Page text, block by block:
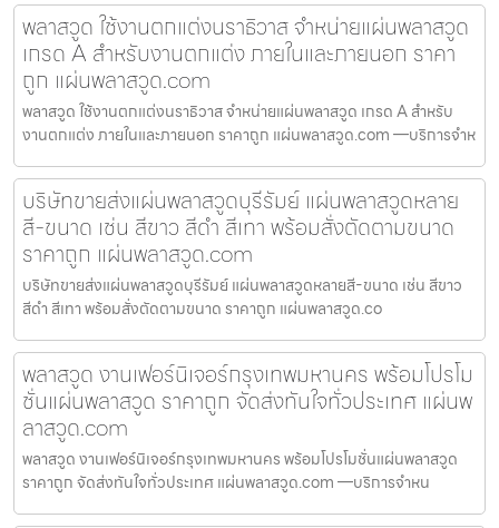
พลาสวูด ใช้งานตกแต่งนราธิวาส จำหน่ายแผ่นพลาสวูด
เกรด A สำหรับงานตกแต่ง ภายในและภายนอก ราคา
ถูก แผ่นพลาสวูด.com
พลาสวูด ใช้งานตกแต่งนราธิวาส จำหน่ายแผ่นพลาสวูด เกรด A สำหรับ
งานตกแต่ง ภายในและภายนอก ราคาถูก แผ่นพลาสวูด.com —บริการจำห
บริษัทขายส่งแผ่นพลาสวูดบุรีรัมย์ แผ่นพลาสวูดหลาย
สี-ขนาด เช่น สีขาว สีดำ สีเทา พร้อมสั่งตัดตามขนาด
ราคาถูก แผ่นพลาสวูด.com
บริษัทขายส่งแผ่นพลาสวูดบุรีรัมย์ แผ่นพลาสวูดหลายสี-ขนาด เช่น สีขาว
สีดำ สีเทา พร้อมสั่งตัดตามขนาด ราคาถูก แผ่นพลาสวูด.co
พลาสวูด งานเฟอร์นิเจอร์กรุงเทพมหานคร พร้อมโปรโม
ชั่นแผ่นพลาสวูด ราคาถูก จัดส่งทันใจทั่วประเทศ แผ่นพ
ลาสวูด.com
พลาสวูด งานเฟอร์นิเจอร์กรุงเทพมหานคร พร้อมโปรโมชั่นแผ่นพลาสวูด
ราคาถูก จัดส่งทันใจทั่วประเทศ แผ่นพลาสวูด.com —บริการจำหน